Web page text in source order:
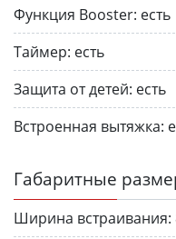
Функция Booster: есть
Таймер: есть
Защита от детей: есть
Встроенная вытяжка:
Габаритные
Ширина встраивания: